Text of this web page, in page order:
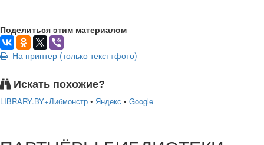
Поделиться этим материалом
На принтер (только текст+фото)
Искать похожие?
LIBRARY.BY+Либмонстр • Яндекс • Google